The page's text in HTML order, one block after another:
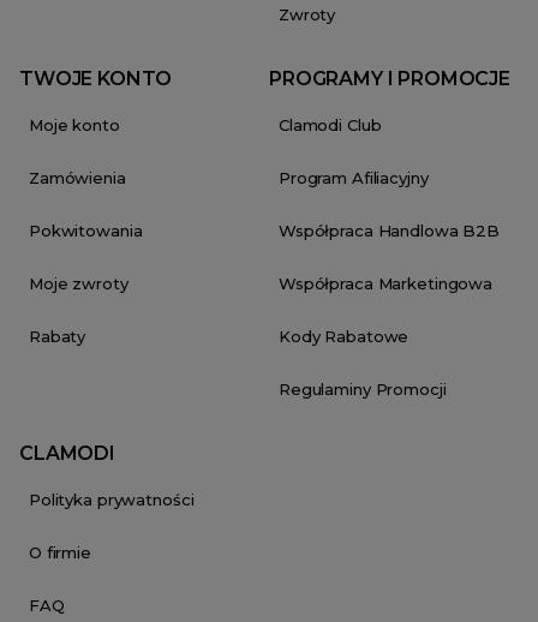
Zwroty
TWOJE KONTO
Moje konto
Zamówienia
Pokwitowania
Moje zwroty
Rabaty
PROGRAMY I PROMOCJE
Clamodi Club
Program Afiliacyjny
Współpraca Handlowa B2B
Współpraca Marketingowa
Kody Rabatowe
Regulaminy Promocji
CLAMODI
Polityka prywatności
O firmie
FAQ